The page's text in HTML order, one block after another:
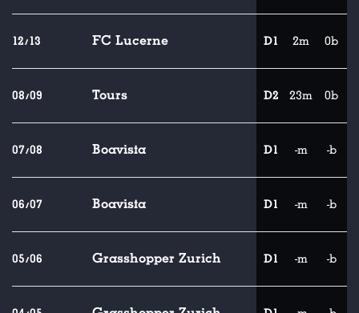
12/13 FC Lucerne D1 2m 0b
08/09 Tours D2 23m 0b
07/08 Boavista D1 -m -b
06/07 Boavista D1 -m -b
05/06 Grasshopper Zurich D1 -m -b